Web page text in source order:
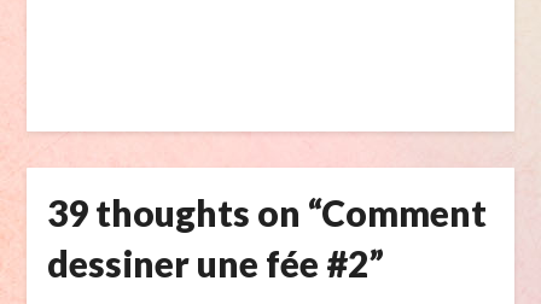
39 thoughts on “Comment
dessiner une fée #2”